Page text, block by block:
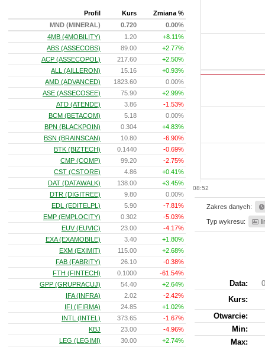
08:52
Zakres danych:
Typ wykresu:
Data:
Kurs:
Otwarcie:
Min:
Max:
Profil Kurs
Zmiana %
MND (MINERAL)
0.720
0.00%
4MB (4MOBILITY)
1.20
+8.11%
ABS (ASSECOBS)
89.00
+2.77%
ACP (ASSECOPOL)
217.60
+2.50%
ALL (AILLERON)
15.16
+0.93%
AMD (ADVANCED)
1823.60
0.00%
ASE (ASSECOSEE)
75.90
+2.99%
ATD (ATENDE)
3.86
-1.53%
BCM (BETACOM)
5.18
0.00%
BPN (BLACKPOIN)
0.304
+4.83%
BSN (BRAINSCAN)
10.80
-6.90%
BTK (BIZTECH)
0.1440
-0.69%
CMP (COMP)
99.20
-2.75%
CST (CSTORE)
4.86
+0.41%
DAT (DATAWALK)
138.00
+3.45%
DTR (DIGITREE)
9.80
0.00%
EDL (EDITELPL)
5.90
-7.81%
EMP (EMPLOCITY)
0.302
-5.03%
EUV (EUVIC)
23.00
-4.17%
EXA (EXAMOBILE)
3.40
+1.80%
EXM (EXIMIT)
115.00
+2.68%
FAB (FABRITY)
26.10
-0.38%
FTH (FINTECH)
0.1000
-61.54%
GPP (GRUPRACUJ)
54.40
+2.64%
IFA (INFRA)
2.02
-2.42%
IFI (IFIRMA)
24.85
+1.02%
INTL (INTEL)
373.65
-1.67%
KBJ
23.00
-4.96%
LEG (LEGIMI)
30.00
+2.74%